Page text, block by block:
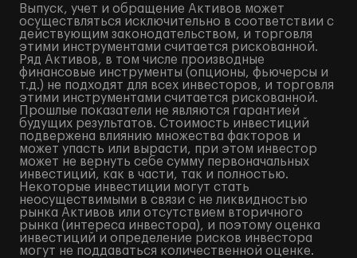
Выпуск, учет и обращение Активов может
осуществляться исключительно в соответствии с
действующим законодательством, и торговля
этими инструментами считается рискованной.
Ряд Активов, в том числе производные
финансовые инструменты (опционы, фьючерсы и
т.д.) не подходят для всех инвесторов, и торговля
этими инструментами считается рискованной.
Прошлые показатели не являются гарантией
будущих результатов. Стоимость инвестиций
подвержена влиянию множества факторов и
может упасть или вырасти, при этом инвестор
может не вернуть себе сумму первоначальных
инвестиций, как в части, так и полностью.
Некоторые инвестиции могут стать
неосуществимыми в связи с не ликвидностью
рынка Активов или отсутствием вторичного
рынка (интереса инвестора), и поэтому оценка
инвестиций и определение рисков инвестора
могут не поддаваться количественной оценке.